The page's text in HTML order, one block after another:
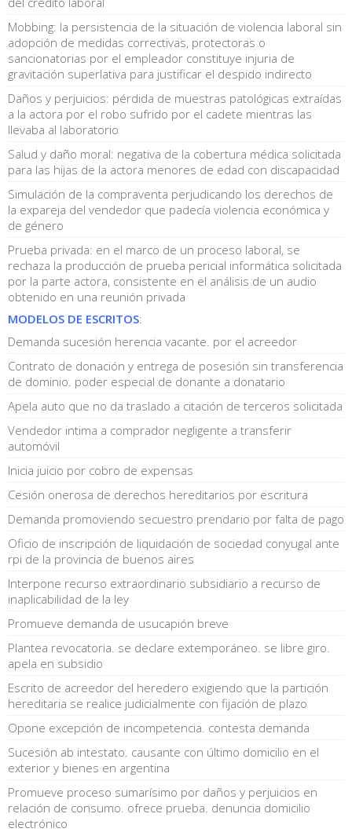
Mobbing: la persistencia de la situación de violencia laboral sin
adopción de medidas correctivas, protectoras o
sancionatorias por el empleador constituye injuria de
gravitación superlativa para justificar el despido indirecto
Daños y perjuicios: pérdida de muestras patológicas extraídas
a la actora por el robo sufrido por el cadete mientras las
llevaba al laboratorio
Salud y daño moral: negativa de la cobertura médica solicitada
para las hijas de la actora menores de edad con discapacidad
Simulación de la compraventa perjudicando los derechos de
la expareja del vendedor que padecía violencia económica y
de género
Prueba privada: en el marco de un proceso laboral, se
rechaza la producción de prueba pericial informática solicitada
por la parte actora, consistente en el análisis de un audio
obtenido en una reunión privada
MODELOS DE ESCRITOS:
Demanda sucesión herencia vacante. por el acreedor
Contrato de donación y entrega de posesión sin transferencia
de dominio. poder especial de donante a donatario
Apela auto que no da traslado a citación de terceros solicitada
Vendedor intima a comprador negligente a transferir
automóvil
Inicia juicio por cobro de expensas
Cesión onerosa de derechos hereditarios por escritura
Demanda promoviendo secuestro prendario por falta de pago
Oficio de inscripción de liquidación de sociedad conyugal ante
rpi de la provincia de buenos aires
Interpone recurso extraordinario subsidiario a recurso de
inaplicabilidad de la ley
Promueve demanda de usucapión breve
Plantea revocatoria. se declare extemporáneo. se libre giro.
apela en subsidio
Escrito de acreedor del heredero exigiendo que la partición
hereditaria se realice judicialmente con fijación de plazo
Opone excepción de incompetencia. contesta demanda
Sucesión ab intestato. causante con último domicilio en el
exterior y bienes en argentina
Promueve proceso sumarísimo por daños y perjuicios en
relación de consumo. ofrece prueba. denuncia domicilio
electrónico